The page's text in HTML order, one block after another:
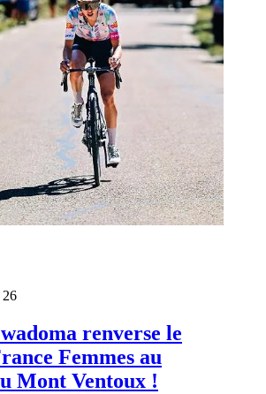
26
renverse le
Femmes au
Mont Ventoux !